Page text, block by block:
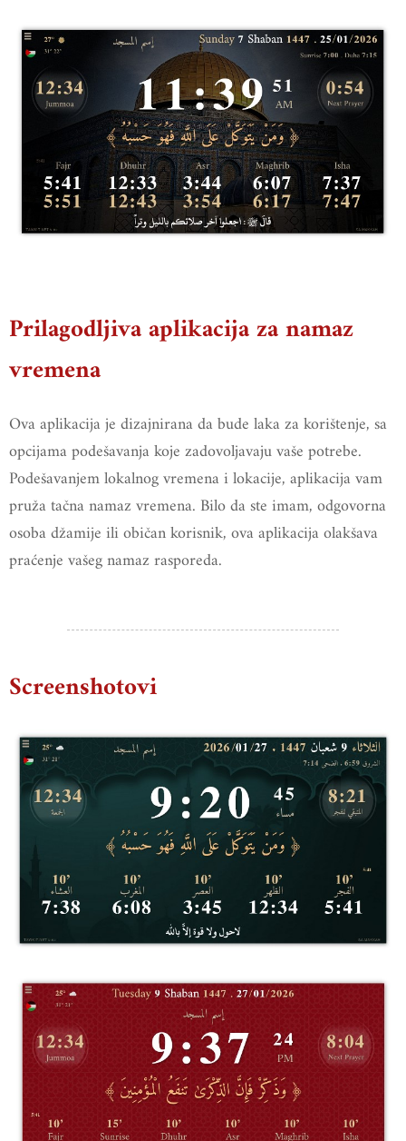
Prilagodljiva aplikacija za namaz
vremena
Ova aplikacija je dizajnirana da bude laka za korištenje, sa
opcijama podešavanja koje zadovoljavaju vaše potrebe.
Podešavanjem lokalnog vremena i lokacije, aplikacija vam
pruža tačna namaz vremena. Bilo da ste imam, odgovorna
osoba džamije ili običan korisnik, ova aplikacija olakšava
praćenje vašeg namaz rasporeda.
Screenshotovi